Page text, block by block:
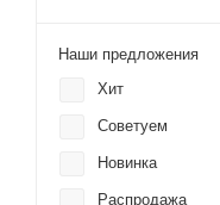
Наши предложения
Хит
Советуем
Новинка
Распродажа